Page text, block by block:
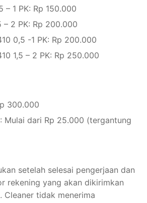
– 1 PK: Rp 150.000
– 2 PK: Rp 200.000
0,5 -1 PK: Rp 200.000
1,5 – 2 PK: Rp 250.000
300.000
: Mulai dari Rp 25.000 (tergantung
setelah selesai pengerjaan dan
rekening yang akan dikirimkan
Cleaner tidak menerima